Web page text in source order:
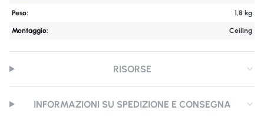
Peso: 1,8 kg
Montaggio: Ceiling
RISORSE
INFORMAZIONI SU SPEDIZIONE E CONSEGNA